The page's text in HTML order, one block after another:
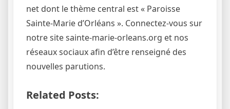
net dont le thème central est « Paroisse
Sainte-Marie d’Orléans ». Connectez-vous sur
notre site sainte-marie-orleans.org et nos
réseaux sociaux afin d’être renseigné des
nouvelles parutions.
Related Posts: